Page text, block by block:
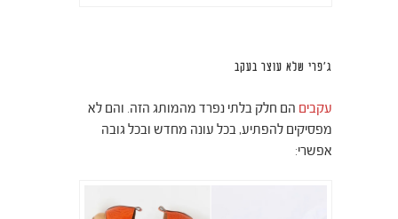
ג'פרי שלא עוצר בעקב
עקבים הם חלק בלתי נפרד מהמותג הזה. והם לא
מפסיקים להפתיע, בכל עונה מחדש ובכל גובה
אפשרי: